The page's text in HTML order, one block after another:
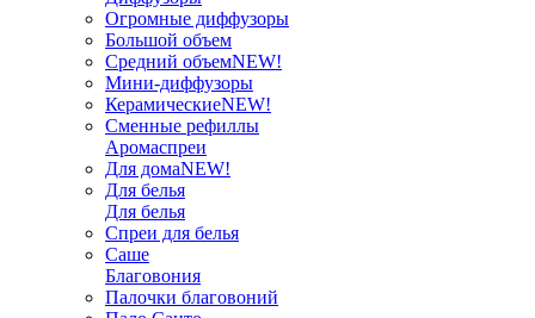
Огромные диффузоры
Большой объем
Средний объемNEW!
Мини-диффузоры
КерамическиеNEW!
Сменные рефиллы
Аромаспреи
Для домаNEW!
Для белья
Для белья
Спреи для белья
Саше
Благовония
Палочки благовоний